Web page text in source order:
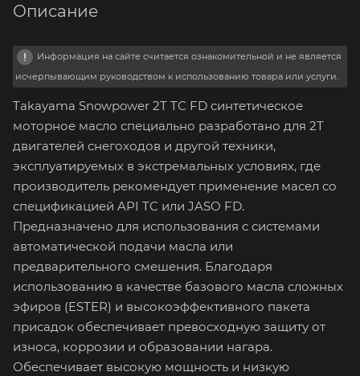
Описание
Информация на сайте считается ознакомительной и не является
исчерпывающим руководством к использованию товара или услуги.
Takayama Snowpower 2T TC FD синтетическое
моторное масло специально разработано для 2Т
двигателей снегоходов и другой техники,
эксплуатируемых в экстремальных условиях, где
производитель рекомендует применение масел со
спецификацией API TC или JASO FD.
Предназначено для использования с системами
автоматической подачи масла или
предварительного смешения. Благодаря
использованию в качестве базового масла сложных
эфиров (ESTER) и высокоэффективного пакета
присадок обеспечивает превосходную защиту от
износа, коррозии и образовании нагара.
Обеспечивает высокую мощность и низкую